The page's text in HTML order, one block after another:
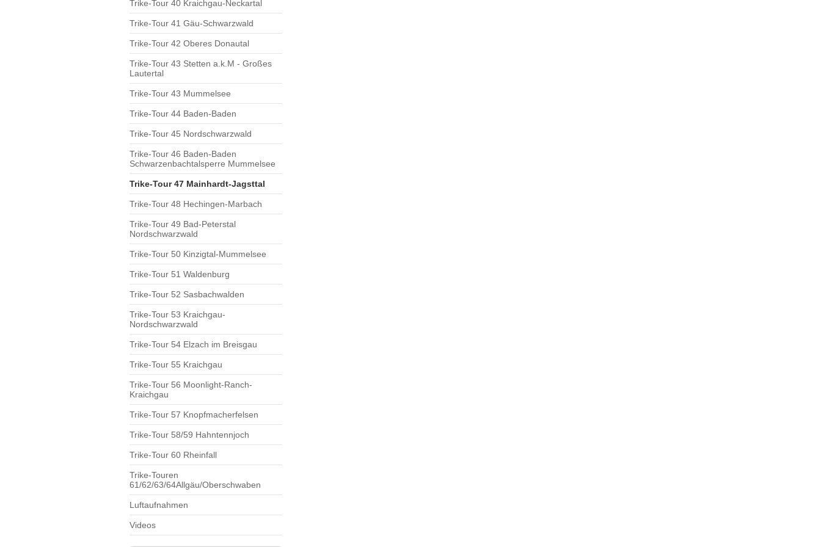
Trike-Tour 40 Kraichgau-Neckartal
Trike-Tour 41 Gäu-Schwarzwald
Trike-Tour 42 Oberes Donautal
Trike-Tour 43 Stetten a.k.M - Großes
Lautertal
Trike-Tour 43 Mummelsee
Trike-Tour 44 Baden-Baden
Trike-Tour 45 Nordschwarzwald
Trike-Tour 46 Baden-Baden
Schwarzenbachtalsperre Mummelsee
Trike-Tour 47 Mainhardt-Jagsttal
Trike-Tour 48 Hechingen-Marbach
Trike-Tour 49 Bad-Peterstal
Nordschwarzwald
Trike-Tour 50 Kinzigtal-Mummelsee
Trike-Tour 51 Waldenburg
Trike-Tour 52 Sasbachwalden
Trike-Tour 53 Kraichgau-
Nordschwarzwald
Trike-Tour 54 Elzach im Breisgau
Trike-Tour 55 Kraichgau
Trike-Tour 56 Moonlight-Ranch-
Kraichgau
Trike-Tour 57 Knopfmacherfelsen
Trike-Tour 58/59 Hahntennjoch
Trike-Tour 60 Rheinfall
Trike-Touren
61/62/63/64Allgäu/Oberschwaben
Luftaufnahmen
Videos